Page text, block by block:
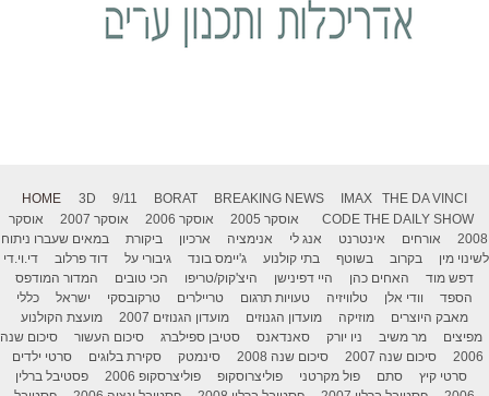
HOME 3D 9/11 BORAT BREAKING NEWS IMAX
THE DA VINCI
CODE THE DAILY SHOW אוסקר 2005 אוסקר 2006 אוסקר 2007
אוסקר
2008
אורחים אינטרנט אנג לי אנימציה ארכיון ביקורת
במאים שעברו ניתוח
לשינוי מין
בקרוב בשוטף בתי קולנוע ג'יימס בונד גיבורי על דוד פרלוב
די.וי.די
דפש מוד
האחים כהן היי דפינישן היצ'קוק/טריפו הכי טובים
המדור המודפס
הספד
וודי אלן טלוויזיה טעויות תרגום טריילרים טרקובסקי ישראל
כללי
מאבק היוצרים
מוזיקה מועדון הגנוזים מועדון הגנוזים 2007
מועצת הקולנוע
מפיצים
מר משיב ניו יורק סאנדאנס סטיבן ספילברג סיכום העשור
סיכום שנה
2006
סיכום שנה 2007 סיכום שנה 2008 סינמטק סקירת בלוגים
סרטי ילדים
סרטי קיץ
סתם פול מקרטני פוליצרוסקופ פוליצרסקופ 2006
פסטיבל ברלין